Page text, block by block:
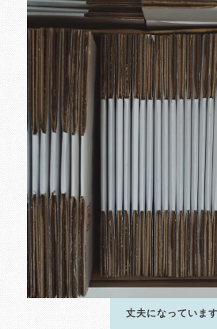
丈夫になっていま